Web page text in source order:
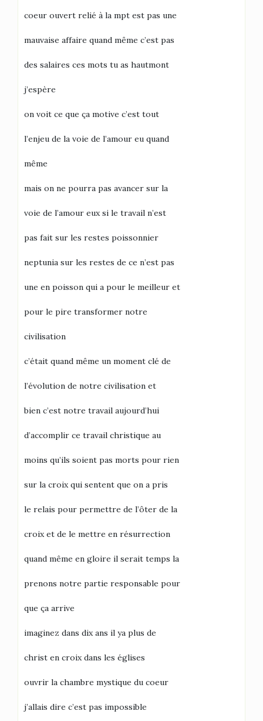
coeur ouvert relié à la mpt est pas une
mauvaise affaire quand même c’est pas
des salaires ces mots tu as hautmont
j’espère
on voit ce que ça motive c’est tout
l’enjeu de la voie de l’amour eu quand
même
mais on ne pourra pas avancer sur la
voie de l’amour eux si le travail n’est
pas fait sur les restes poissonnier
neptunia sur les restes de ce n’est pas
une en poisson qui a pour le meilleur et
pour le pire transformer notre
civilisation
c’était quand même un moment clé de
l’évolution de notre civilisation et
bien c’est notre travail aujourd’hui
d’accomplir ce travail christique au
moins qu’ils soient pas morts pour rien
sur la croix qui sentent que on a pris
le relais pour permettre de l’ôter de la
croix et de le mettre en résurrection
quand même en gloire il serait temps la
prenons notre partie responsable pour
que ça arrive
imaginez dans dix ans il ya plus de
christ en croix dans les églises
ouvrir la chambre mystique du coeur
j’allais dire c’est pas impossible